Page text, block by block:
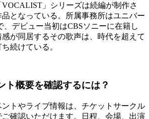
」シリーズは続編が制作さ
となっている。所属事務所はユニバー
、デビュー当初はCBSソニーに在籍し
が同居するその歌声は、時代を超えて
続けている。
ト概要を確認するには？
トやライブ情報は、チケットサークル
確認いただけます。日程、会場、出演